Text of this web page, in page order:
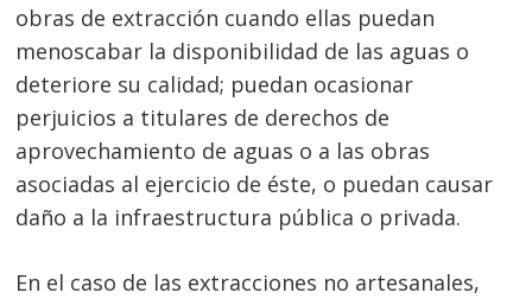
obras de extracción cuando ellas puedan
menoscabar la disponibilidad de las aguas o
deteriore su calidad; puedan ocasionar
perjuicios a titulares de derechos de
aprovechamiento de aguas o a las obras
asociadas al ejercicio de éste, o puedan causar
daño a la infraestructura pública o privada.
En el caso de las extracciones no artesanales,